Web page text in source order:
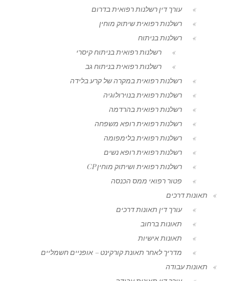
עורך דין רשלנות רפואית בדרום
רשלנות רפואית שיתוק מוחין
רשלנות בניתוח
רשלנות רפואית בניתוח קיסרי
רשלנות רפואית בניתוח גב
רשלנות רפואית במקרה של קרע בלידה
רשלנות רפואית בנוירולוגיה
רשלנות רפואית בהרדמה
רשלנות רפואית רופא משפחה
רשלנות רפואית בלימפומה
רשלנות רפואית רופא נשים
רשלנות רפואית ושיתוק מוחין CP
פטור רפואי ממס הכנסה
תאונות דרכים
עורך דין תאונות דרכים
תאונות ברחוב
תאונות אישיות
מדריך לאחר תאונת קורקינט – אופניים חשמליים
תאונות עבודה